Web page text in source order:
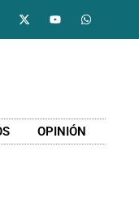
OPINIÓN